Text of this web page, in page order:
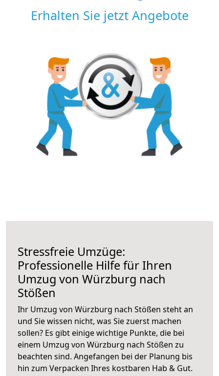
Erhalten Sie jetzt Angebote
Stressfreie Umzüge:
Professionelle Hilfe für Ihren
Umzug von Würzburg nach
Stößen
Ihr Umzug von Würzburg nach Stößen steht an
und Sie wissen nicht, was Sie zuerst machen
sollen? Es gibt einige wichtige Punkte, die bei
einem Umzug von Würzburg nach Stößen zu
beachten sind. Angefangen bei der Planung bis
hin zum Verpacken Ihres kostbaren Hab & Gut.